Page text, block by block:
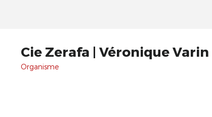
Cie Zerafa | Véronique Varin
Organisme